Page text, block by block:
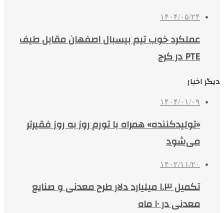
۱۴۰۴/۰۵/۲۴
عملکرد خوب تیم بیسبال اصفهان مقابل طیف
PTE در کرج
دیگر اخبار
۱۴۰۴/۰۱/۰۹
«تولیدکننده» همراه با تورم روز به روز فقیرتر
می‌شود
۱۴۰۲/۱۱/۲۰
تکمیل ۱.۳ میلیارد دلار طرح معدنی و صنایع
معدنی در ۱۰ ماه